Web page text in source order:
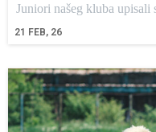
21 FEB, 26
Juniori našeg kluba